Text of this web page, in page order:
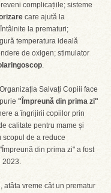
complicațiile; sisteme
care ajută la
la prematuri;
temperatura ideală
de oxigen; stimulator
.
Salvați Copiii face
"Împreună din prima zi"
a îngrijirii copiilor prin
calitate pentru mame și
scopul de a reduce
din prima zi" a fost
2023.
atâta vreme cât un prematur